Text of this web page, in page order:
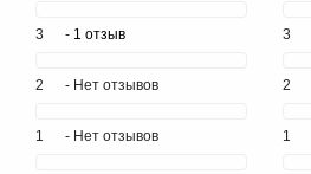
3 - 1 отзыв
2 - Нет отзывов
1 - Нет отзывов
3
2
1